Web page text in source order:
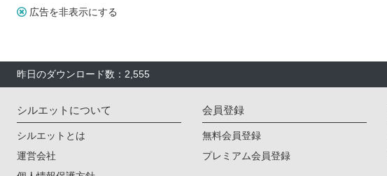
広告を非表示にする
昨日のダウンロード数：2,555
シルエットについて
シルエットとは
運営会社
会員登録
無料会員登録
プレミアム会員登録